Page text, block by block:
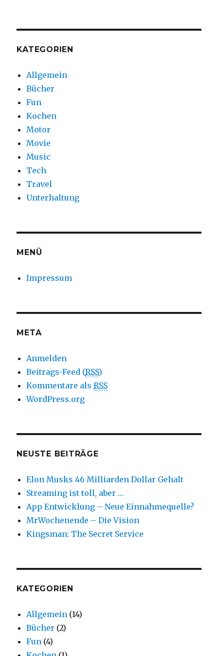
KATEGORIEN
Allgemein
Bücher
Fun
Kochen
Motor
Movie
Music
Tech
Travel
Unterhaltung
MENÜ
Impressum
META
Anmelden
Beitrags-Feed (RSS)
Kommentare alsRSS
WordPress.org
NEUSTE BEITRÄGE
Elon Musks 46 Milliarden Dollar Gehalt
Streaming ist toll, aber …
App Entwicklung – Neue Einnahmequelle?
MrWochenende – Die Vision
Kingsman: The Secret Service
KATEGORIEN
Allgemein (14)
Bücher (2)
Fun (4)